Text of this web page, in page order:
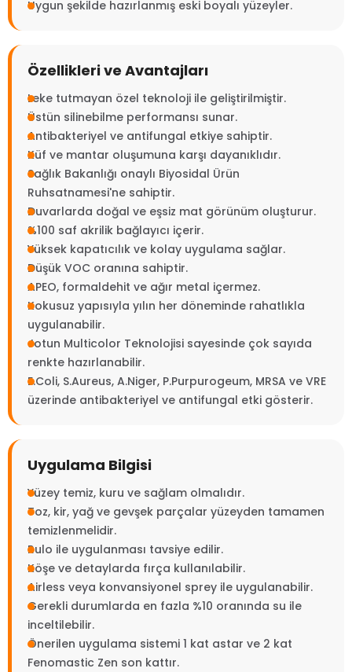
Uygun şekilde hazırlanmış eski boyalı yüzeyler.
Özellikleri ve Avantajları
Leke tutmayan özel teknoloji ile geliştirilmiştir.
Üstün silinebilme performansı sunar.
Antibakteriyel ve antifungal etkiye sahiptir.
Küf ve mantar oluşumuna karşı dayanıklıdır.
Sağlık Bakanlığı onaylı Biyosidal Ürün
Ruhsatnamesi'ne sahiptir.
Duvarlarda doğal ve eşsiz mat görünüm oluşturur.
%100 saf akrilik bağlayıcı içerir.
Yüksek kapatıcılık ve kolay uygulama sağlar.
Düşük VOC oranına sahiptir.
APEO, formaldehit ve ağır metal içermez.
Kokusuz yapısıyla yılın her döneminde rahatlıkla
uygulanabilir.
Jotun Multicolor Teknolojisi sayesinde çok sayıda
renkte hazırlanabilir.
E.Coli, S.Aureus, A.Niger, P.Purpurogeum, MRSA ve VRE
üzerinde antibakteriyel ve antifungal etki gösterir.
Uygulama Bilgisi
Yüzey temiz, kuru ve sağlam olmalıdır.
Toz, kir, yağ ve gevşek parçalar yüzeyden tamamen
temizlenmelidir.
Rulo ile uygulanması tavsiye edilir.
Köşe ve detaylarda fırça kullanılabilir.
Airless veya konvansiyonel sprey ile uygulanabilir.
Gerekli durumlarda en fazla %10 oranında su ile
inceltilebilir.
Önerilen uygulama sistemi 1 kat astar ve 2 kat
Fenomastic Zen son kattır.